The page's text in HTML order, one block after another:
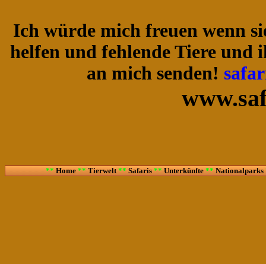
Ich würde mich freuen wenn
helfen und fehlende Tiere und
an mich senden!
**Home**Tierwelt**Safaris**Unterkünfte**Nationalparks